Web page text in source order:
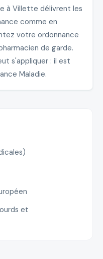
à Villette délivrent les
comme en
votre ordonnance
de garde.
s'appliquer : il est
Maladie.
et